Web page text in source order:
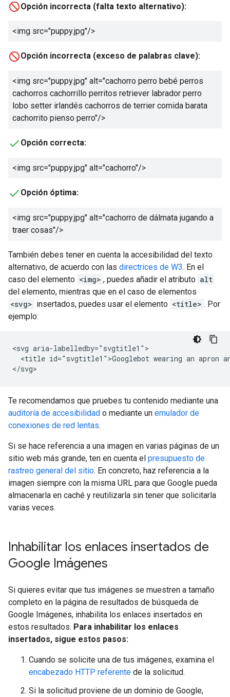
Opción incorrecta (falta texto alternativo):
<img src="puppy.jpg"/>
Opción incorrecta (exceso de palabras clave):
<img src="puppy.jpg" alt="cachorro perro bebé perros
cachorros cachorrillo perritos retriever labrador perro
lobo setter irlandés cachorros de terrier comida barata
cachorrito pienso perro"/>
Opción correcta:
<img src="puppy.jpg" alt="cachorro"/>
Opción óptima:
<img src="puppy.jpg" alt="cachorro de dálmata jugando a
traer cosas"/>
También debes tener en cuenta la accesibilidad del texto
alternativo, de acuerdo con las directrices de W3. En el
caso del elemento <img> , puedes añadir el atributo alt
del elemento, mientras que en el caso de elementos
<svg> insertados, puedes usar el elemento <title> . Por
ejemplo:
<svg aria-labelledby="svgtitle1">
<title id="svgtitle1">Googlebot wearing an apron
</svg>
Te recomendamos que pruebes tu contenido mediante una
auditoría de accesibilidad o mediante un emulador de
conexiones de red lentas.
Si se hace referencia a una imagen en varias páginas de un
sitio web más grande, ten en cuenta el presupuesto de
rastreo general del sitio. En concreto, haz referencia a la
imagen siempre con la misma URL para que Google pueda
almacenarla en caché y reutilizarla sin tener que solicitarla
varias veces.
Inhabilitar los enlaces insertados de
Google Imágenes
Si quieres evitar que tus imágenes se muestren a tamaño
completo en la página de resultados de búsqueda de
Google Imágenes, inhabilita los enlaces insertados en
estos resultados. Para inhabilitar los enlaces
insertados, sigue estos pasos:
Cuando se solicite una de tus imágenes, examina el
encabezado HTTP referente de la solicitud.
Si la solicitud proviene de un dominio de Google,